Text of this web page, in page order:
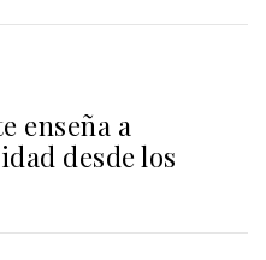
enseña a
desde los